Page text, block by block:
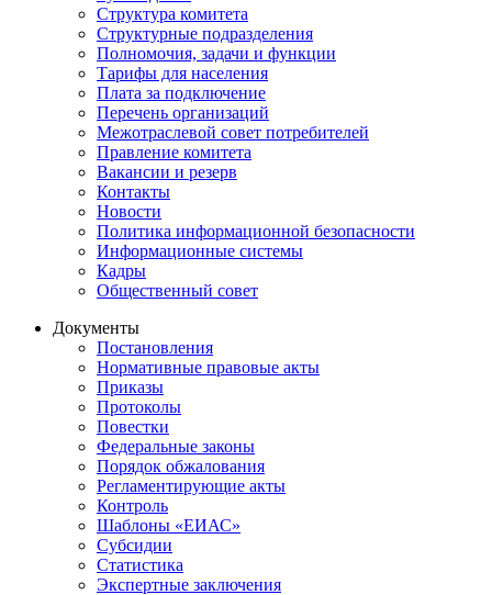
Структура комитета
Структурные подразделения
Полномочия, задачи и функции
Тарифы для населения
Плата за подключение
Перечень организаций
Межотраслевой совет потребителей
Правление комитета
Вакансии и резерв
Контакты
Новости
Политика информационной безопасности
Информационные системы
Кадры
Общественный совет
Документы
Постановления
Нормативные правовые акты
Приказы
Протоколы
Повестки
Федеральные законы
Порядок обжалования
Регламентирующие акты
Контроль
Шаблоны «ЕИАС»
Субсидии
Статистика
Экспертные заключения